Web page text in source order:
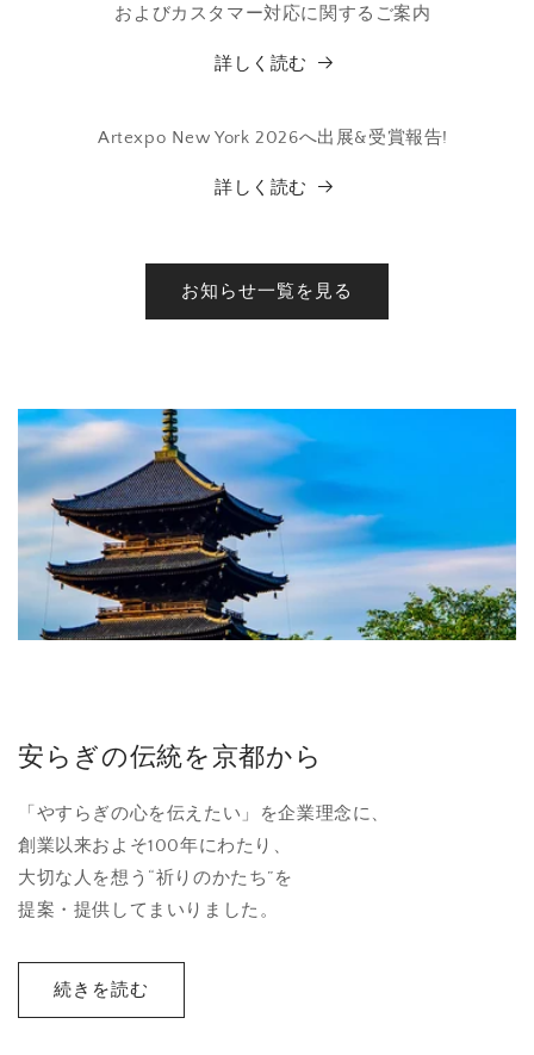
およびカスタマー対応に関するご案内
詳しく読む
Artexpo New York 2026へ出展&受賞報告!
詳しく読む
お知らせ一覧を見る
安らぎの伝統を京都から
「やすらぎの心を伝えたい」を企業理念に、
創業以来およそ100年にわたり、
大切な人を想う“祈りのかたち”を
提案・提供してまいりました。
続きを読む